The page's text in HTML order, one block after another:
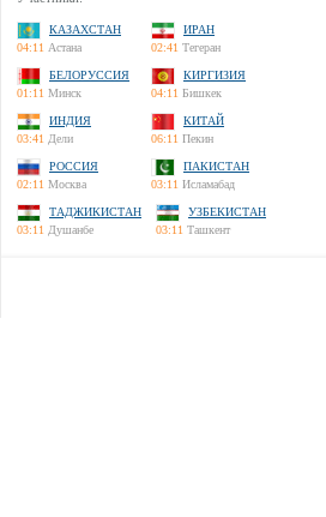
КАЗАХСТАН
04:11 Астана
ИРАН
02:41 Тегеран
БЕЛОРУССИЯ
01:11 Минск
КИРГИЗИЯ
04:11 Бишкек
ИНДИЯ
03:41 Дели
КИТАЙ
06:11 Пекин
РОССИЯ
02:11 Москва
ПАКИСТАН
03:11 Исламабад
ТАДЖИКИСТАН
03:11 Душанбе
УЗБЕКИСТАН
03:11 Ташкент